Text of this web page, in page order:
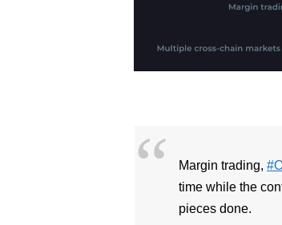
Margin trading,
time while the
pieces done.